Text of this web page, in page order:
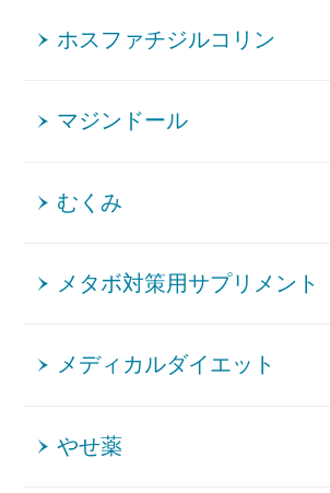
ホスファチジルコリン
マジンドール
むくみ
メタボ対策用サプリメント
メディカルダイエット
やせ薬